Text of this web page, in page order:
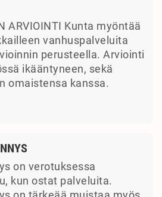
ARVIOINTI Kunta myöntää
vanhuspalveluita
perusteella. Arviointi
ikääntyneen, sekä
omaistensa kanssa.
on verotuksessa
kun ostat palveluita.